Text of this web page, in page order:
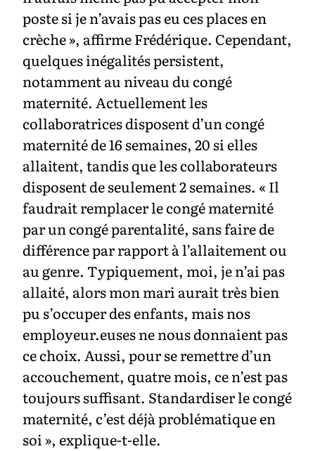
poste si je n’avais pas eu ces places en
crèche », affirme Frédérique. Cependant,
quelques inégalités persistent,
notamment au niveau du congé
maternité. Actuellement les
collaboratrices disposent d’un congé
maternité de 16 semaines, 20 si elles
allaitent, tandis que les collaborateurs
disposent de seulement 2 semaines. « Il
faudrait remplacer le congé maternité
par un congé parentalité, sans faire de
différence par rapport à l’allaitement ou
au genre. Typiquement, moi, je n’ai pas
allaité, alors mon mari aurait très bien
pu s’occuper des enfants, mais nos
employeur.euses ne nous donnaient pas
ce choix. Aussi, pour se remettre d’un
accouchement, quatre mois, ce n’est pas
toujours suffisant. Standardiser le congé
maternité, c’est déjà problématique en
soi », explique-t-elle.